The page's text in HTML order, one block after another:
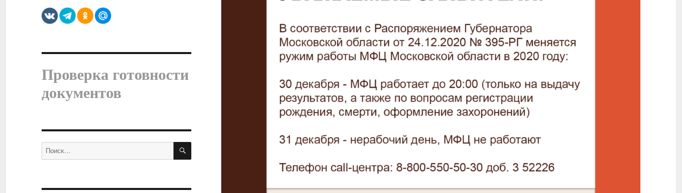
Проверка готовности
документов
Искать: ПОИСК